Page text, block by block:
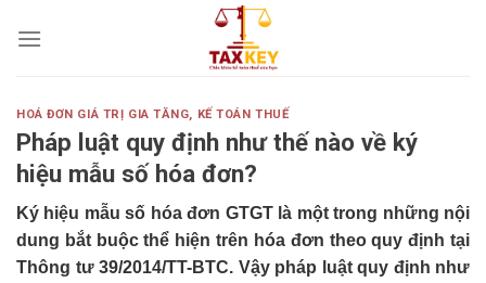
HOÁ ĐƠN GIÁ TRỊ GIA TĂNG, KẾ TOÁN THUẾ
Pháp luật quy định như thế nào về ký
hiệu mẫu số hóa đơn?
Ký hiệu mẫu số hóa đơn GTGT là một trong những nội
dung bắt buộc thể hiện trên hóa đơn theo quy định tại
Thông tư 39/2014/TT-BTC. Vậy pháp luật quy định như